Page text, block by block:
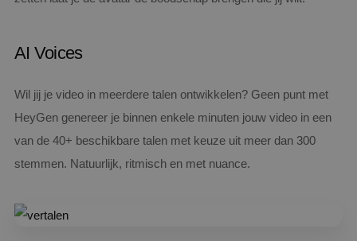
AI Voices
Wil jij je video in meerdere talen ontwikkelen? Geen punt met
HeyGen genereer je binnen enkele minuten jouw video in een
van de 40+ beschikbare talen met keuze uit meer dan 300
stemmen. Natuurlijk, ritmisch en met nuance.